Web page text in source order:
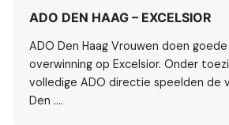
ADO DEN HAAG – EXCELSIOR
ADO Den Haag Vrouwen doen goede
overwinning op Excelsior. Onder
volledige ADO directie speelden de
Den ….